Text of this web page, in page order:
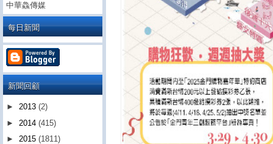
中華鱻傳媒
每日新聞
新聞回顧
► 2013 (2)
► 2014 (415)
► 2015 (1811)